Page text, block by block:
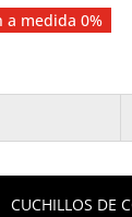
a medida 0%
CUCHILLOS DE